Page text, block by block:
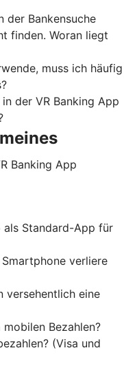
der Bankensuche
finden. Woran liegt
muss ich häufig
der VR Banking App
Banking App
als Standard-App für
verliere
versehentlich eine
Bezahlen?
(Visa und